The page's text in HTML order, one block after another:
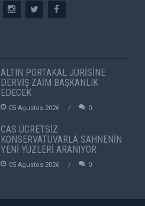
ALTIN PORTAKAL JÜRİSİNE
DERVİŞ ZAİM BAŞKANLIK
EDECEK
05 Agustos 2026 0
CAS ÜCRETSİZ
KONSERVATUVARLA SAHNENİN
YENİ YÜZLERİ ARANIYOR
05 Agustos 2026 0